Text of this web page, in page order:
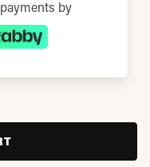
by